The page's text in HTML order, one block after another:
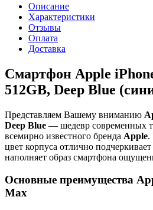
Описание
Характеристики
Отзывы
Оплата
Доставка
Смартфон Apple
512GB, Deep Blue
Представляем Вашему вниманию
Deep Blue — шедевр современных
всемирно известного бренда Apple.
цвет корпуса отлично
наполняет образ смартфона
Основные преимущества
Max